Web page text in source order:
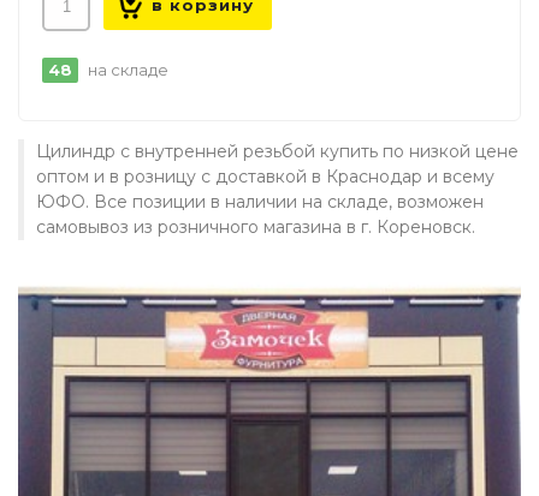
48 на складе
Цилиндр с внутренней резьбой купить по низкой цене
оптом и в розницу с доставкой в Краснодар и всему
ЮФО. Все позиции в наличии на складе, возможен
самовывоз из розничного магазина в г. Кореновск.